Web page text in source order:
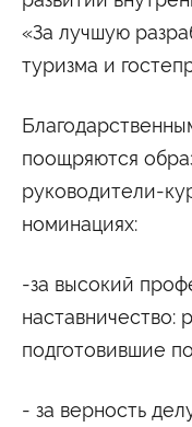
«За лучшую
туризма и
поощряются
руководители-
номинациях:
-за высокий
наставничество:
подготовившие
- за верность